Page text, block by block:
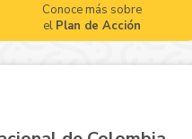
Conoce más sobre
el Plan de Acción